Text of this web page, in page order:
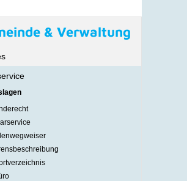
& Verwaltung